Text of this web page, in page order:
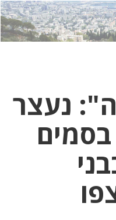
לחץ
כאן
לחץ
כדי
נעצר